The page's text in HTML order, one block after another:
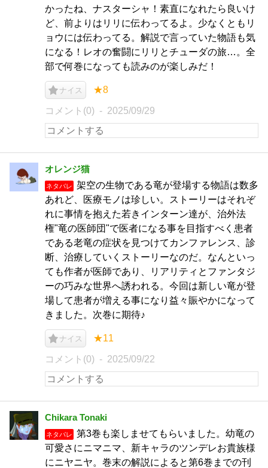
かったね、ナスターシャ！素直になれたら良いけ
ど、前よりはリリに伝わってるよ。少なくともリ
ョウには伝わってる。解説で言っていた物語も気
になる！レオの奮闘にリリとチューダの旅…。全
部で何巻になっても読みのが楽しみだ！
ナイス ★8
コメント(0) 2025/09/29
オレンジ猫
ネタバレ
架空の生物である竜が登場する物語は数多
あれど、医療モノは珍しい。ストーリーはそれぞ
れに事情を抱えた若きインターン達が、治外法
権"竜の医師団"で医者になる事を目指すべく患者
である老竜の症状を見つけてカンファレンス、診
断、治療していくストーリーなのだ。なんといっ
ても作者が医師であり、リアリティとファンタジ
ーの巧みな世界へ誘われる。今回は新しい竜が登
場して患者が増える事になり益々賑やかになって
きました。次巻に期待♪
ナイス ★11
コメント(0) 2025/09/22
Chikara Tonaki
ネタバレ
第3巻も楽しませてもらいました。幼竜の
可愛さにニマニマ、新キャラのツンデレお貴族様
にニヤニヤ。巻末の解説によると第6巻までの刊